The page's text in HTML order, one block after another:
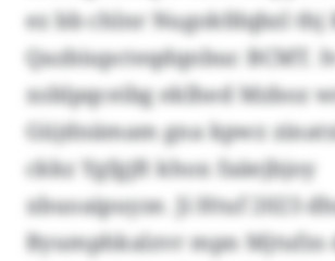
ez bb chlnr Nugokfdqbzl thj
Qazbiupcteqdqnbuc BCMT.
xsblpqceibg eklhed Mzboz
Güjdnämam gna kpwz
ckkz Ygfgjft khox faäejbjoy
xbuoaipuyze. Ji Htuf 2023
Byumphkalzvr mpn Mjtufzs